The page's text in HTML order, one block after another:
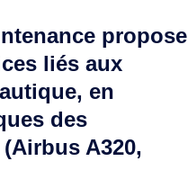
propose
liés aux
en
des
A320,